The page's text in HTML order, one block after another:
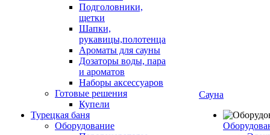
Подголовники,
щетки
Шапки,
рукавицы,полотенца
Ароматы для сауны
Дозаторы воды, пара
и ароматов
Наборы аксессуаров
Готовые решения
Купели
Турецкая баня
Оборудование
Сауна